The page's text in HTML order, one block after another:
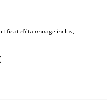
d’étalonnage inclus,